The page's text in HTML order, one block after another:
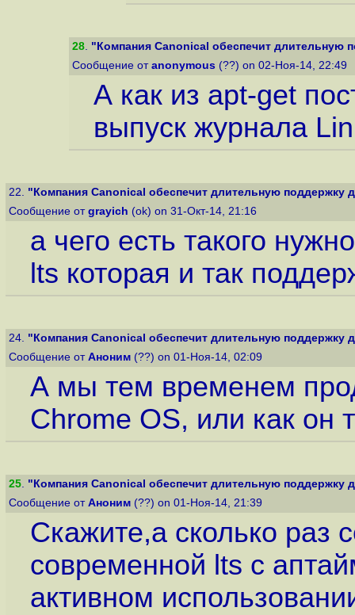
28. "Компания Canonical обеспечит длительную
Сообщение от anonymous (??) on 02-Ноя-14, 22:49
А как из apt-get
выпуск журнала
22. "Компания Canonical обеспечит длительную поддержку
Сообщение от grayich (ok) on 31-Окт-14, 21:16
а чего есть такого
lts которая и так
24. "Компания Canonical обеспечит длительную поддержку
Сообщение от Аноним (??) on 01-Ноя-14, 02:09
А мы тем временем
Chrome OS, или как он
25. "Компания Canonical обеспечит длительную поддержку
Сообщение от Аноним (??) on 01-Ноя-14, 21:39
Скажите,а сколько раз
современной lts c
активном